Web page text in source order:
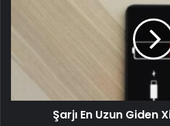
Şarjı En Uzun Giden